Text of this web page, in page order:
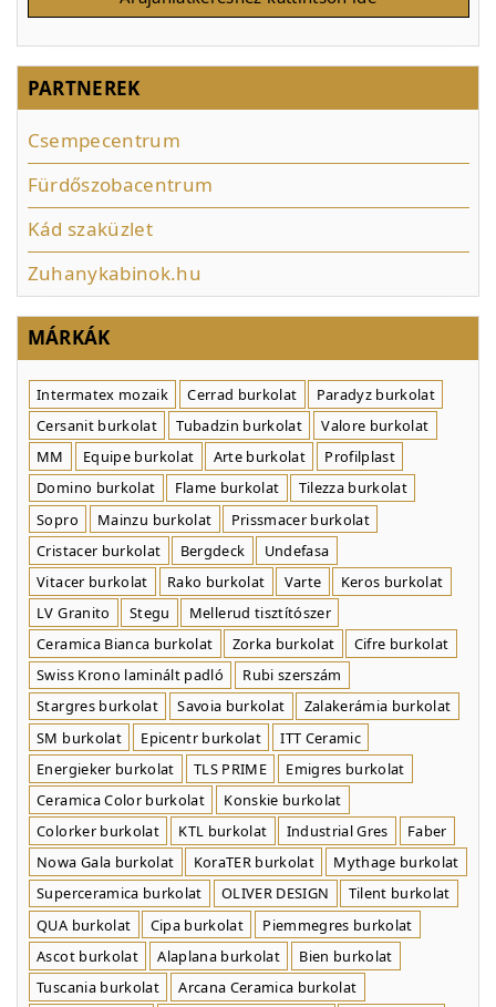
PARTNEREK
Csempecentrum
Fürdőszobacentrum
Kád szaküzlet
Zuhanykabinok.hu
MÁRKÁK
Intermatex mozaik Cerrad burkolat
Paradyz burkolat
Cersanit burkolat
Tubadzin burkolat
Valore burkolat
MM
Equipe burkolat Arte burkolat
Profilplast
Domino burkolat
Flame burkolat
Tilezza burkolat
Sopro
Mainzu burkolat
Prissmacer burkolat
Cristacer burkolat
Bergdeck
Undefasa
Vitacer burkolat
Rako burkolat Varte
Keros burkolat
LV Granito
Stegu
Mellerud tisztítószer
Ceramica Bianca burkolat
Zorka burkolat
Cifre burkolat
Swiss Krono laminált padló
Rubi szerszám
Stargres burkolat
Savoia burkolat
Zalakerámia burkolat
SM burkolat
Epicentr burkolat
ITT Ceramic
Energieker burkolat
TLS PRIME
Emigres burkolat
Ceramica Color burkolat
Konskie burkolat
Colorker burkolat
KTL burkolat Industrial Gres
Faber
Nowa Gala burkolat
KoraTER burkolat
Mythage burkolat
Superceramica burkolat
OLIVER DESIGN
Tilent burkolat
QUA burkolat
Cipa burkolat
Piemmegres burkolat
Ascot burkolat
Alaplana burkolat
Bien burkolat
Tuscania burkolat
Arcana Ceramica burkolat